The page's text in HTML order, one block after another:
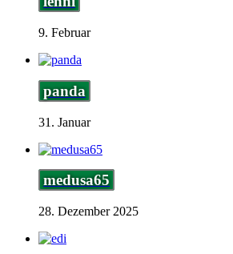
9. Februar
panda
31. Januar
medusa65
28. Dezember 2025